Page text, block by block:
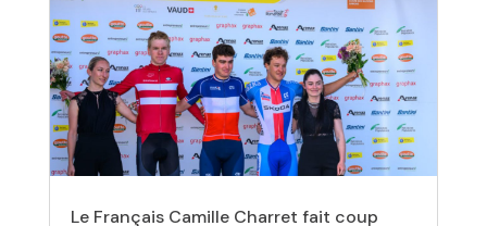
Le Français Camille Charret fait coup